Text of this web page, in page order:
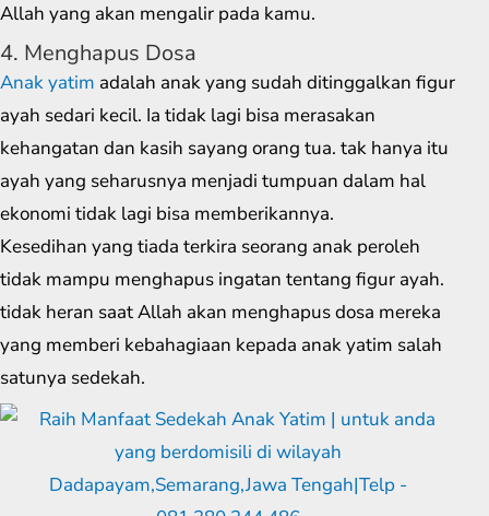
Allah yang akan mengalir pada kamu.
4. Menghapus Dosa
Anak yatim adalah anak yang sudah ditinggalkan figur
ayah sedari kecil. Ia tidak lagi bisa merasakan
kehangatan dan kasih sayang orang tua. tak hanya itu
ayah yang seharusnya menjadi tumpuan dalam hal
ekonomi tidak lagi bisa memberikannya.
Kesedihan yang tiada terkira seorang anak peroleh
tidak mampu menghapus ingatan tentang figur ayah.
tidak heran saat Allah akan menghapus dosa mereka
yang memberi kebahagiaan kepada anak yatim salah
satunya sedekah.